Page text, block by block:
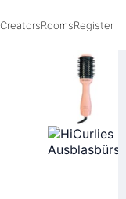
CreatorsRoomsRegister